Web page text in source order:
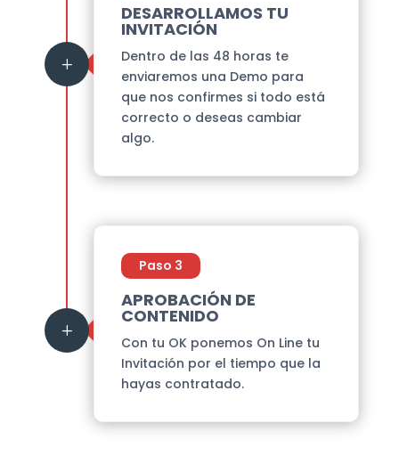
L
DESARROLLAMOS TU
INVITACIÓN
Dentro de las 48 horas te
enviaremos una Demo para
que nos confirmes si todo está
correcto o deseas cambiar
algo.
L
Paso 3
APROBACIÓN DE
CONTENIDO
Con tu OK ponemos On Line tu
Invitación por el tiempo que la
hayas contratado.